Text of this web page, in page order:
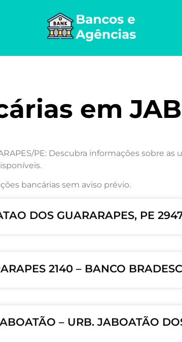
em
PE: Descubra informações sobre
bancárias sem aviso prévio.
DOS GUARARAPES, PE
2140 – BANCO
– URB. JABOATÃO